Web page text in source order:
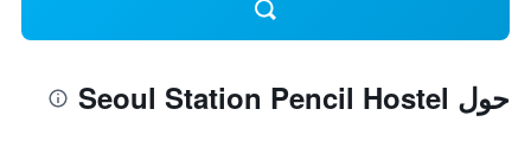
حول Seoul Station Pencil Hostel